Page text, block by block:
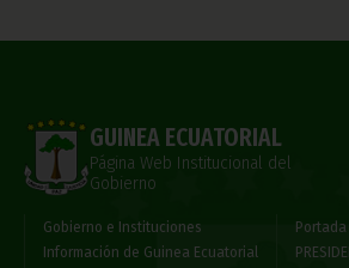
GUINEA ECUATORIAL
Página Web Institucional del
Gobierno
Gobierno e Instituciones
Información de Guinea Ecuatorial
Portada